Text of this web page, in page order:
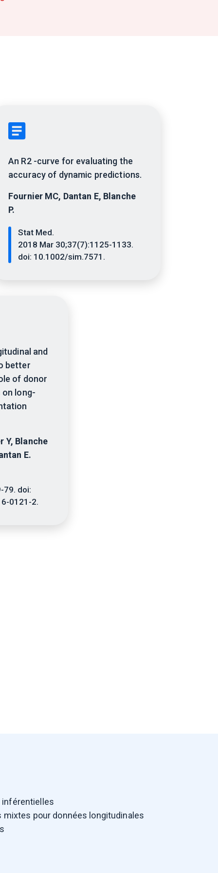
An R2 -curve for evaluating the
accuracy of dynamic predictions.
Fournier MC, Dantan E, Blanche
P.
Stat Med.
2018 Mar 30;37(7):1125-1133.
doi: 10.1002/sim.7571.
and
better
of donor
long-
Y, Blanche
E.
79. doi:
0121-2.
inférentielles
mixtes pour données longitudinales